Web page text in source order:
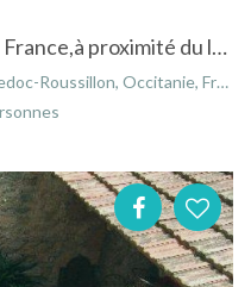
Gite insolite,dans le sud de la France,à proximité du lac du Salagou, avec piscine privative
Roussillon, Occitanie, France